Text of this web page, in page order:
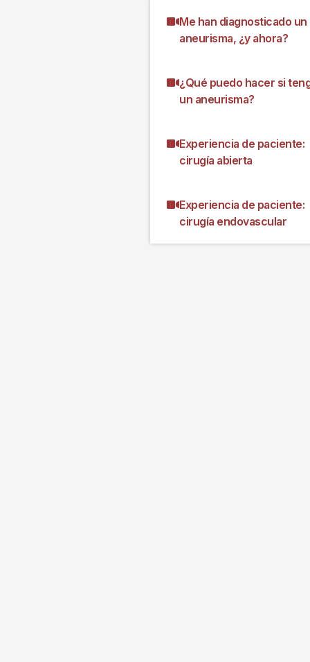
Me han diagnosticado un
aneurisma, ¿y ahora?
¿Qué puedo hacer si
un aneurisma?
Experiencia de paciente:
cirugía abierta
Experiencia de paciente:
cirugía endovascular